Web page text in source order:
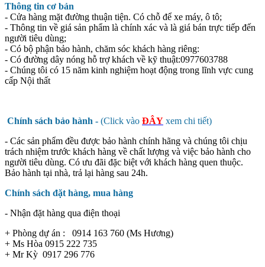
Thông tin cơ bản
- Cửa hàng mặt đường thuận tiện. Có chỗ để xe máy, ô tô;
- Thông tin về giá sản phẩm là chính xác và là giá bán trực tiếp đến
người tiêu dùng;
- Có bộ phận bảo hành, chăm sóc khách hàng riêng:
- Có đường dây nóng hỗ trợ khách về kỹ thuật:0977603788
- Chúng tôi có 15 năm kinh nghiệm hoạt động trong lĩnh vực cung
cấp Nội thất
Chính sách bảo hành - (Click vào ĐÂY xem chi tiết)
- Các sản phẩm đều được bảo hành chính hãng và chúng tôi chịu
trách nhiệm trước khách hàng về chất lượng và việc bảo hành cho
người tiêu dùng. Có ưu đãi đặc biệt với khách hàng quen thuộc.
Bảo hành tại nhà, trả lại hàng sau 24h.
Chính sách đặt hàng, mua hàng
- Nhận đặt hàng qua điện thoại
+ Phòng dự án : 0914 163 760 (Ms Hương)
+ Ms Hòa 0915 222 735
+ Mr Kỳ 0917 296 776